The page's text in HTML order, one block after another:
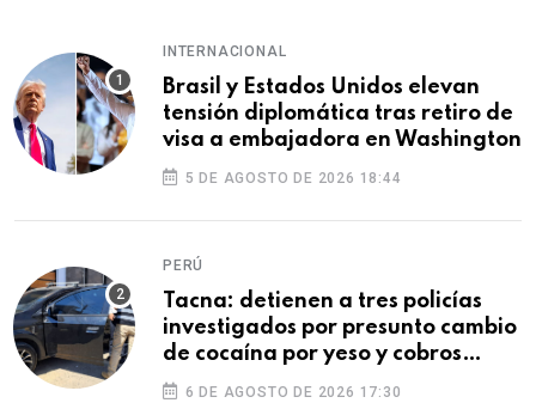
INTERNACIONAL
Brasil y Estados Unidos elevan
tensión diplomática tras retiro de
visa a embajadora en Washington
5 DE AGOSTO DE 2026 18:44
PERÚ
Tacna: detienen a tres policías
investigados por presunto cambio
de cocaína por yeso y cobros
ilegales
6 DE AGOSTO DE 2026 17:30